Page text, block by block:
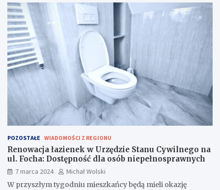
POZOSTAŁE WIADOMOŚCI Z REGIONU
Renowacja łazienek w Urzędzie Stanu Cywilnego na
ul. Focha: Dostępność dla osób niepełnosprawnych
7 marca 2024
Michał Wolski
W przyszłym tygodniu mieszkańcy będą mieli okazję